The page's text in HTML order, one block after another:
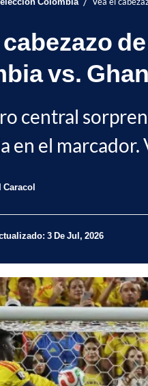
cabezazo
vs.
central
en el marcador.
Caracol
3 De Jul, 2026